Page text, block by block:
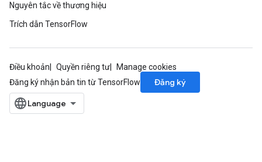
Nguyên tắc về thương hiệu
Trích dẫn TensorFlow
Điều khoản Quyền riêng tư
Manage cookies
Đăng ký nhận bản tin từ TensorFlow
Đăng ký